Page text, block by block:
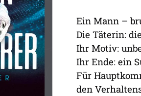
Ein Mann –
Die Täterin:
Ihr Motiv:
Ihr Ende: ein
Für
den